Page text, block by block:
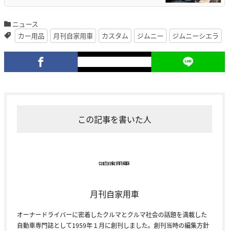
ニュース
カー用品
月刊自家用車 カスタム ジムニー ジムニーシエラ
この記事を書いた人
月刊自家用車
オーナードライバーに密着したクルマとクルマ社会の話題を満載した
自動車専門誌として1959年１月に創刊しました。創刊当時の編集方針